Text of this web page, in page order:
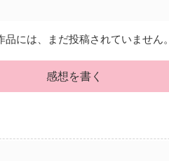
品には、まだ投稿されていません。
感想を書く